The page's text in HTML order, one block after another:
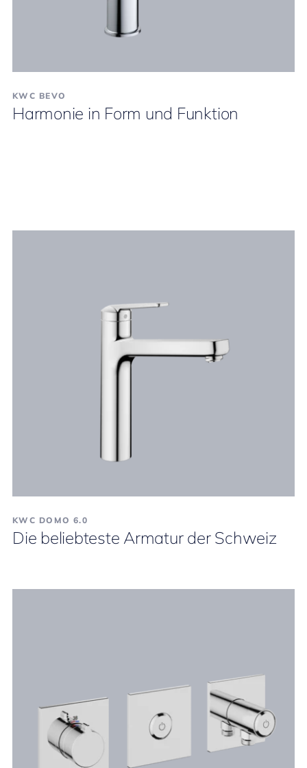
KWC BEVO
Harmonie in Form und Funktion
KWC DOMO 6.0
Die beliebteste Armatur der Schweiz